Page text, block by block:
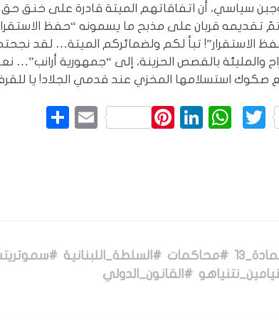
سياسي، أن اتفاقاتهم الميتة قادرة على خنق حق
تقديمه قربان على مذبح ما يسمونه “حفظ
الاستقرار”! تباََ لكم ولضمائركم الميتة… لقد
والمليئة بالقصص الحزينة، إلى “جمهورية أرانب”…
صكوك استسلامها المخزي عند قدمي الجلاد! يا
Twitter
WhatsApp
LinkedIn
Pinterest
Email
#محاكمات #السلطة_اللبنانية
#القانون_الدولي